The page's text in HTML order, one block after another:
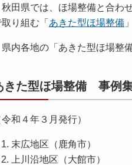
田県では、ほ場整備と合わ
取り組む「 あきた型ほ場整備
内各地の「あきた型ほ場整
きた型ほ場整備 事例集
令和４年３月発
末広地区（鹿角市）
上川沿地区（大館市）